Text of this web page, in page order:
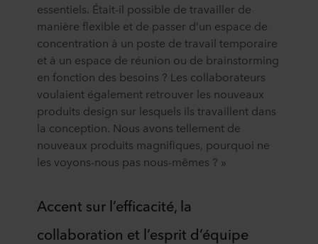
essentiels. Était-il possible de travailler de
manière flexible et de passer d’un espace de
concentration à un poste de travail temporaire
et à un espace de réunion ou de brainstorming
en fonction des besoins ? Les collaborateurs
voulaient également retrouver les nouveaux
produits design sur lesquels ils travaillent dans
la conception. Nous avons tellement de
nouveaux produits magnifiques, pourquoi ne
les voyons-nous pas nous-mêmes ? »
Accent sur l’efficacité, la
collaboration et l’esprit d’équipe